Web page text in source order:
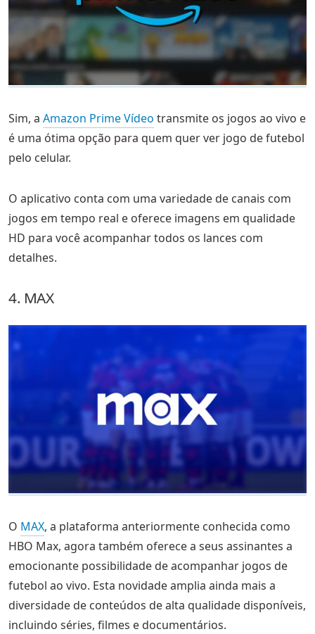
Sim, a Amazon Prime Vídeo transmite os jogos ao vivo e
é uma ótima opção para quem quer ver jogo de futebol
pelo celular.
O aplicativo conta com uma variedade de canais com
jogos em tempo real e oferece imagens em qualidade
HD para você acompanhar todos os lances com
detalhes.
4. MAX
O MAX, a plataforma anteriormente conhecida como
HBO Max, agora também oferece a seus assinantes a
emocionante possibilidade de acompanhar jogos de
futebol ao vivo. Esta novidade amplia ainda mais a
diversidade de conteúdos de alta qualidade disponíveis,
incluindo séries, filmes e documentários.